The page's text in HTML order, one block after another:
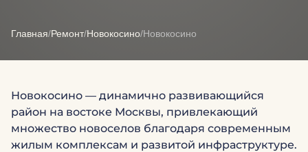
Главная/Ремонт/Новокосино/Новокосино
Новокосино — динамично развивающийся
район на востоке Москвы, привлекающий
множество новоселов благодаря современным
жилым комплексам и развитой инфраструктуре.